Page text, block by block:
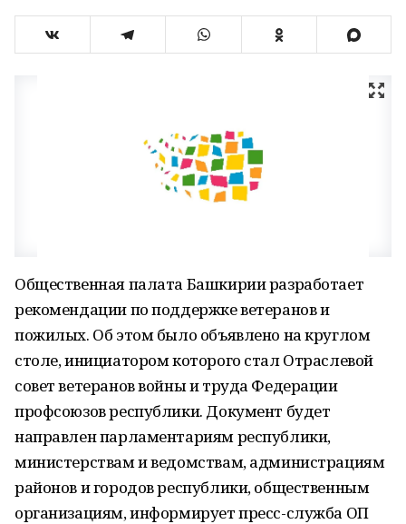
Общественная палата Башкирии разработает
рекомендации по поддержке ветеранов и
пожилых. Об этом было объявлено на круглом
столе, инициатором которого стал Отраслевой
совет ветеранов войны и труда Федерации
профсоюзов республики. Документ будет
направлен парламентариям республики,
министерствам и ведомствам, администрациям
районов и городов республики, общественным
организациям, информирует пресс-служба ОП